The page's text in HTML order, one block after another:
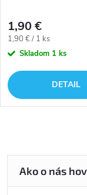
1,90 €
Jednotková
cena:
1,90 € / 1 ks
Skladom 1 ks
DETAIL